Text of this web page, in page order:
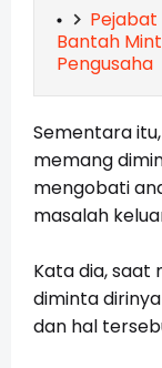
Pejabat
Bantah
Pengusaha
Sementara
memang
mengobati
masalah
Kata dia,
diminta
dan hal